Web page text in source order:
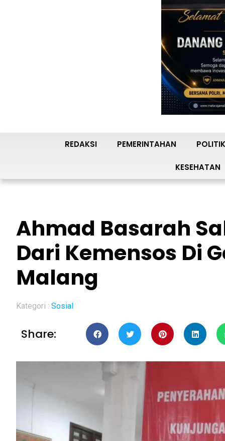
REDAKSI PEMERINTAHAN
KESEHATAN
Ahmad Basarah
Dari Kemensos Di
Malang
Kategori : Sosial
Share: